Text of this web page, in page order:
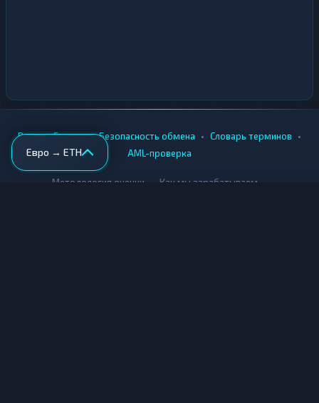
Евро → ETH
Вики • Города • Безопасность обмена • Словарь терминов •
AML-проверка
Методология оценки Как мы зарабатываем